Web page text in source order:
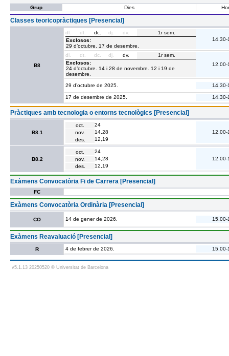
Grup
Dies
Classes teoricopràctiques [Presencial]
B8
dl. dt. dc. dj. dv.
1r sem.
Exclosos:
29 d’octubre. 17 de desembre.
14.30-
dl. dt. dc. dj. dv.
1r sem.
Exclosos:
24 d’octubre. 14 i 28 de novembre. 12 i 19 de
desembre.
12.00-
29 d’octubre de 2025. 14.30-
17 de desembre de 2025. 14.30-
Pràctiques amb tecnologia o entorns tecnològics [Presencial]
B8.1
oct.
24
nov.
14,28
des.
12,19
12.00-
B8.2
oct.
24
nov.
14,28
des.
12,19
12.00-
Exàmens Convocatòria Fi de Carrera [Presencial]
FC
Exàmens Convocatòria Ordinària [Presencial]
CO 14 de gener de 2026. 15.00-
Exàmens Reavaluació [Presencial]
R 4 de febrer de 2026. 15.00-
v5.1.13 20250520 © Universitat de Barcelona